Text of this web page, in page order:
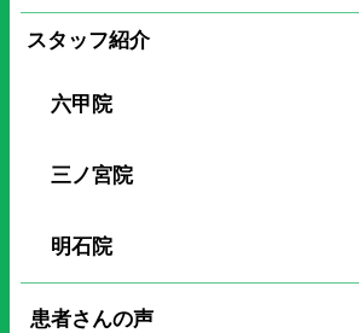
スタッフ紹介
六甲院
三ノ宮院
明石院
患者さんの声